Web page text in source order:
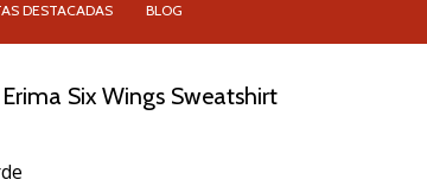
DESTACADAS BLOG
Six Wings Sweatshirt